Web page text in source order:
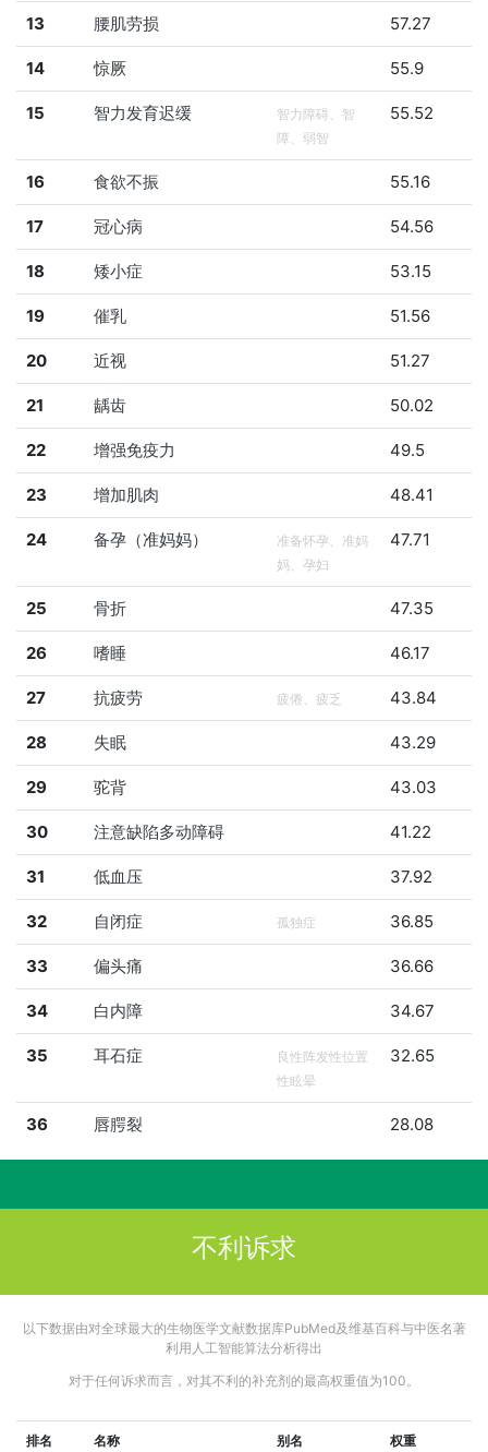
13 腰肌劳损 57.27
14 惊厥 55.9
15 智力发育迟缓
智力障碍、智
障、弱智
55.52
16 食欲不振 55.16
17 冠心病 54.56
18 矮小症 53.15
19 催乳 51.56
20 近视 51.27
21 龋齿 50.02
22 增强免疫力 49.5
23 增加肌肉 48.41
24 备孕（准妈妈）
准备怀孕、准妈
妈、孕妇
47.71
25 骨折 47.35
26 嗜睡 46.17
27 抗疲劳 疲倦、疲乏 43.84
28 失眠 43.29
29 驼背 43.03
30 注意缺陷多动障碍 41.22
31 低血压 37.92
32 自闭症 孤独症 36.85
33 偏头痛 36.66
34 白内障 34.67
35 耳石症
良性阵发性位置
性眩晕
32.65
36 唇腭裂 28.08
不利诉求
以下数据由对全球最大的生物医学文献数据库PubMed及维基百科与中医名著
利用人工智能算法分析得出
对于任何诉求而言，对其不利的补充剂的最高权重值为100。
排名 名称 别名 权重